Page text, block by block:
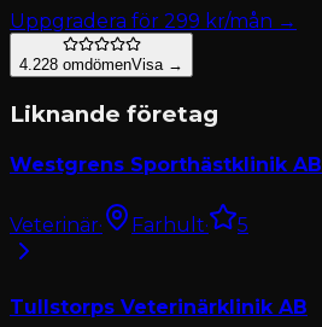
Uppgradera för 299 kr/mån →
4.228 omdömenVisa →
Liknande företag
Westgrens Sporthästklinik AB
Veterinär· Farhult· 5
Tullstorps Veterinärklinik AB